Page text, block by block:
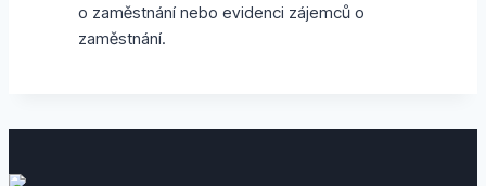
o zaměstnání nebo evidenci zájemců o
zaměstnání.